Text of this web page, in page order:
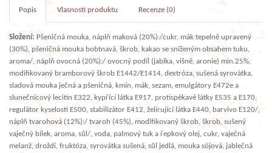
Popis Vlasnosti produktu Recenze (0)
Složení: Pšeničná mouka, náplň maková (20%):/cukr, mák tepelně upravený
(30%), pšeničná mouka bobtnavá, škrob, kakao se sníženým obsahem tuku,
aroma/, náplň ovocná (20%):/ ovocný podíl (jablka, višně, aronie) min.25%,
modifikovaný bramborový škrob E1442/E1414, dextróza, sušená syrovátka,
sladová mouka ječná a pšeničná, kmín, mák, sezam, emulgátory E472e a
slunečnicový lecitin E322, kypřící látka E917, protispékavé látky E535 a E170,
regulátor kyselosti E500, stabilizátor E412, želírující látka E440, barvivo E120/,
náplň tvarohová (12%):/ tvaroh (45%), modifikovaný škrob, škrob, sušený
vaječný bílek, aroma, sůl/, voda, palmový tuk a řepkový olej, cukr, vaječná
melanž, droždí, fruktóza, syrovátka sušená, sůl jedlá, mouka sójová, jablečná